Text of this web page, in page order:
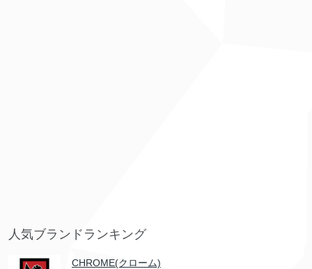
人気ブランドランキング
CHROME(クローム)